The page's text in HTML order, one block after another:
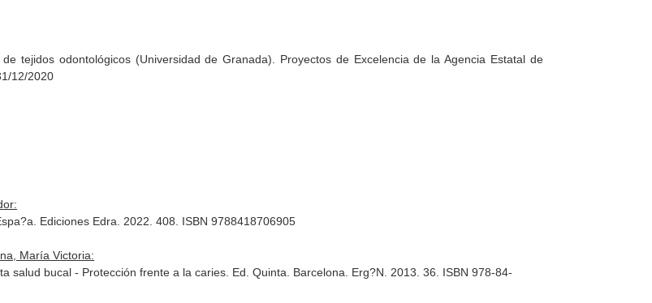
tejidos odontológicos (Universidad de Granada). Proyectos de Excelencia de la Agencia Estatal de
12/2020
Ediciones Edra. 2022. 408. ISBN 9788418706905
María Victoria:
salud bucal - Protección frente a la caries. Ed. Quinta. Barcelona. Erg?N. 2013. 36. ISBN 978-84-